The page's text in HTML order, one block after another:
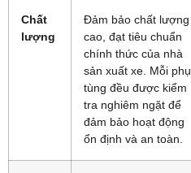
Chất
lượng
Đảm bảo chất lượng
cao, đạt tiêu chuẩn
chính thức của nhà
sản xuất xe. Mỗi phụ
tùng đều được kiểm
tra nghiêm ngặt để
đảm bảo hoạt động
ổn định và an toàn.